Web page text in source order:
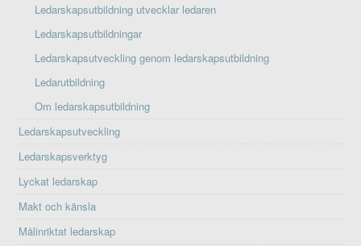
Ledarskapsutbildning utvecklar ledaren
Ledarskapsutbildningar
Ledarskapsutveckling genom ledarskapsutbildning
Ledarutbildning
Om ledarskapsutbildning
Ledarskapsutveckling
Ledarskapsverktyg
Lyckat ledarskap
Makt och känsla
Målinriktat ledarskap